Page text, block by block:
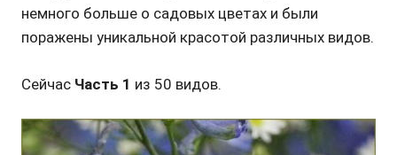
немного больше о садовых цветах и ​​были
поражены уникальной красотой различных видов.
Сейчас Часть 1 из 50 видов.